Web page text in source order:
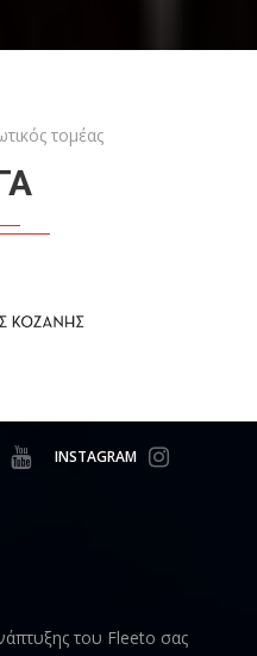
τομέας
INSTAGRAM
του Fleeto σας